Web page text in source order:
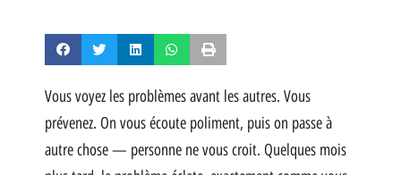
Vous voyez les problèmes avant les autres. Vous
prévenez. On vous écoute poliment, puis on passe à
autre chose — personne ne vous croit. Quelques mois